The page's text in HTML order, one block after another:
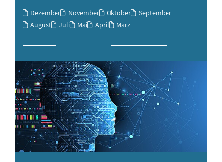
Dezember November Oktober
September
August
Juli Mai April März